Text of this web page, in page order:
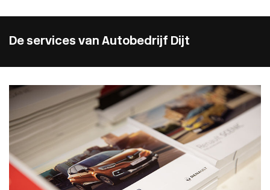
De services van Autobedrijf Dijt